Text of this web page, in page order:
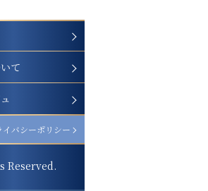
て
イバシーポリシー
Reserved.